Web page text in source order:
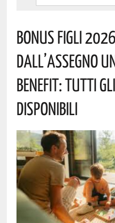
Bonus Figli
Dall’assegno
Benefit: Tutti
Disponibili